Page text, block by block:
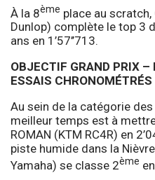
À la 8ème place au scratch,
Dunlop) complète le top 3
ans en 1’57’’713.
OBJECTIF GRAND PRIX –
ESSAIS
Au sein de la catégorie
meilleur temps est à
ROMAN (KTM RC4R) en
piste humide dans la
Yamaha) se classe 2ème